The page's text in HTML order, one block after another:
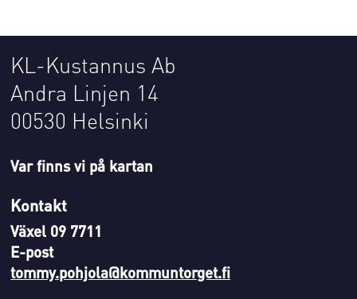
KL-Kustannus Ab
Andra Linjen 14
00530 Helsinki
Var finns vi på kartan
Kontakt
Växel 09 7711
E-post
tommy.pohjola@kommuntorget.fi